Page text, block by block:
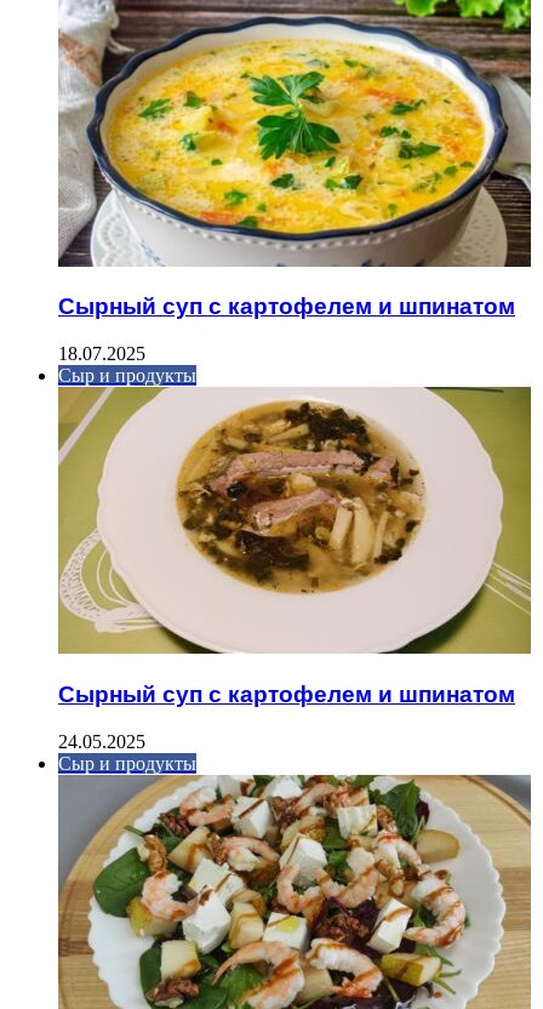
Сырный суп с картофелем и шпинатом
18.07.2025
Сыр и продукты
Сырный суп с картофелем и шпинатом
24.05.2025
Сыр и продукты